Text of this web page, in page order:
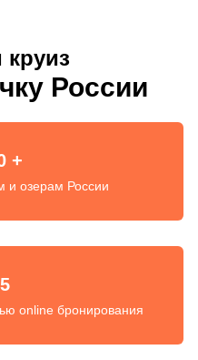
России
+
и озерам России
online бронирования